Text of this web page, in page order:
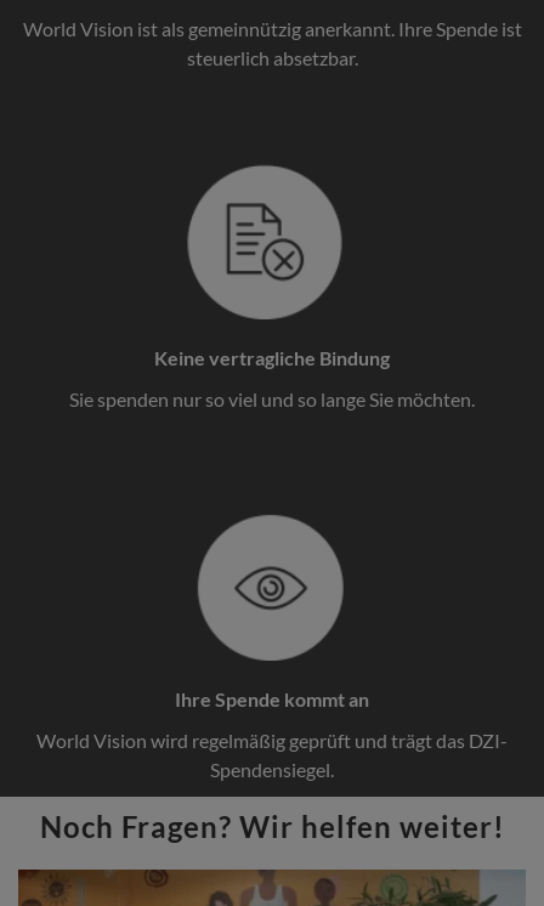
World Vision ist als gemeinnützig anerkannt. Ihre Spende ist
steuerlich absetzbar.
Keine vertragliche Bindung
Sie spenden nur so viel und so lange Sie möchten.
Ihre Spende kommt an
World Vision wird regelmäßig geprüft und trägt das DZI-
Spendensiegel.
Noch Fragen? Wir helfen weiter!